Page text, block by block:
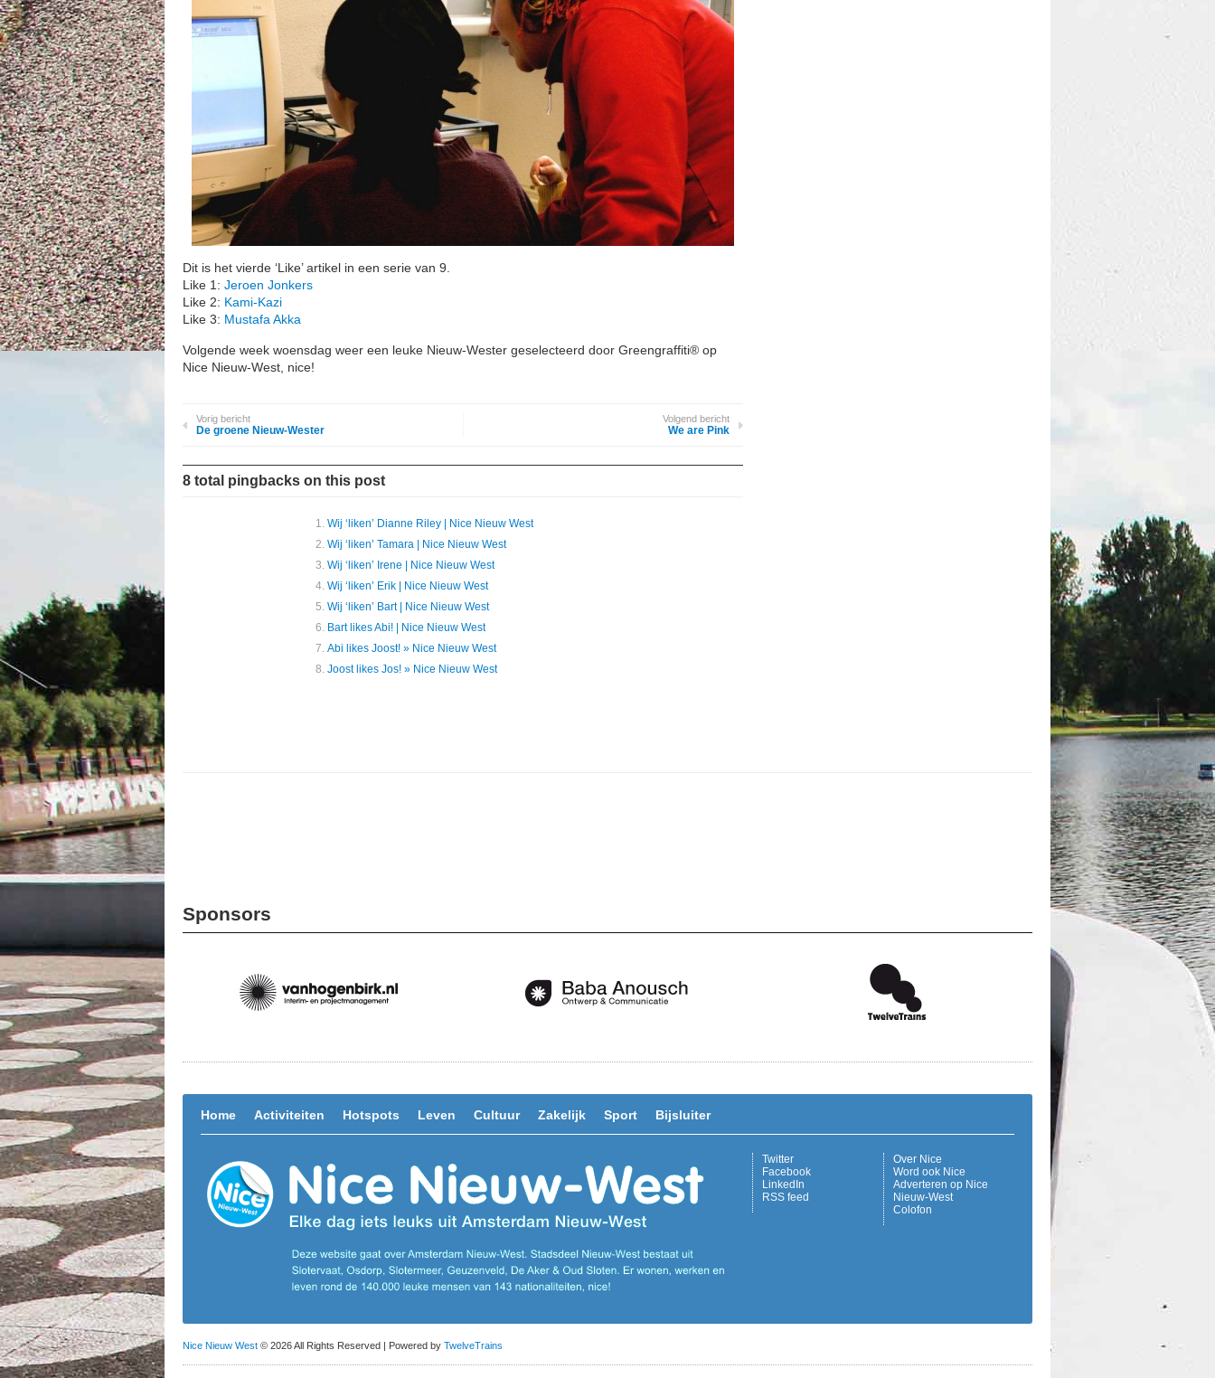
Dit is het vierde ‘Like’ artikel in een serie van 9.
Like 1: Jeroen Jonkers
Like 2: Kami-Kazi
Like 3: Mustafa Akka
Volgende week woensdag weer een leuke Nieuw-Wester geselecteerd door Greengraffiti® op
Nice Nieuw-West, nice!
Vorig bericht
De groene Nieuw-Wester
Volgend bericht
We are Pink
8 total pingbacks on this post
Wij ‘liken’ Dianne Riley | Nice Nieuw West
Wij ‘liken’ Tamara | Nice Nieuw West
Wij ‘liken’ Irene | Nice Nieuw West
Wij ‘liken’ Erik | Nice Nieuw West
Wij ‘liken’ Bart | Nice Nieuw West
Bart likes Abi! | Nice Nieuw West
Abi likes Joost! » Nice Nieuw West
Joost likes Jos! » Nice Nieuw West
Sponsors
Home Activiteiten Hotspots Leven Cultuur Zakelijk Sport Bijsluiter
Over Nice
Word ook Nice
Adverteren op Nice
Nieuw-West
Colofon
Twitter
Facebook
LinkedIn
RSS feed
Nice Nieuw West © 2026 All Rights Reserved | Powered by TwelveTrains